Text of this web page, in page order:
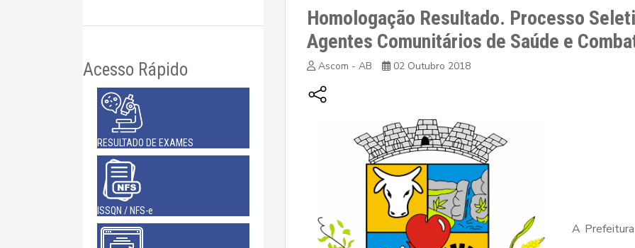
Acesso Rápido
RESULTADO DE EXAMES
ISSQN / NFS-e
Homologação Resultado. Processo
Agentes Comunitários de Saúde e
Ascom - AB 02 Outubro 2018
A